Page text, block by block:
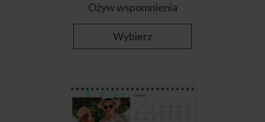
Ożyw wspomnienia
Wybierz